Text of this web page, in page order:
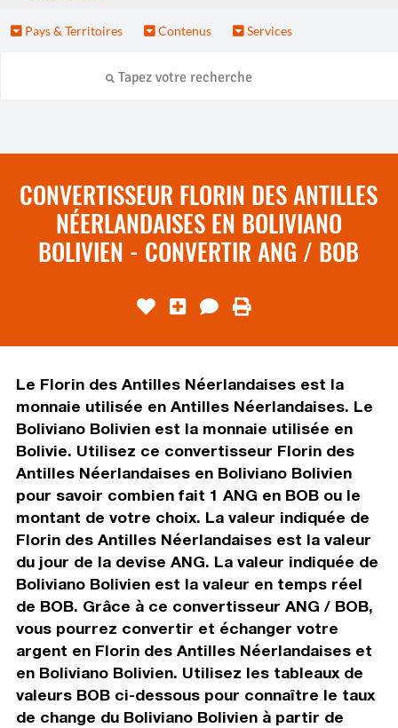
Pays & Territoires Contenus Services
CONVERTISSEUR FLORIN DES ANTILLES
NÉERLANDAISES EN BOLIVIANO
BOLIVIEN - CONVERTIR ANG / BOB
Le Florin des Antilles Néerlandaises est la
monnaie utilisée en Antilles Néerlandaises. Le
Boliviano Bolivien est la monnaie utilisée en
Bolivie. Utilisez ce convertisseur Florin des
Antilles Néerlandaises en Boliviano Bolivien
pour savoir combien fait 1 ANG en BOB ou le
montant de votre choix. La valeur indiquée de
Florin des Antilles Néerlandaises est la valeur
du jour de la devise ANG. La valeur indiquée de
Boliviano Bolivien est la valeur en temps réel
de BOB. Grâce à ce convertisseur ANG / BOB,
vous pourrez convertir et échanger votre
argent en Florin des Antilles Néerlandaises et
en Boliviano Bolivien. Utilisez les tableaux de
valeurs BOB ci-dessous pour connaître le taux
de change du Boliviano Bolivien à partir de